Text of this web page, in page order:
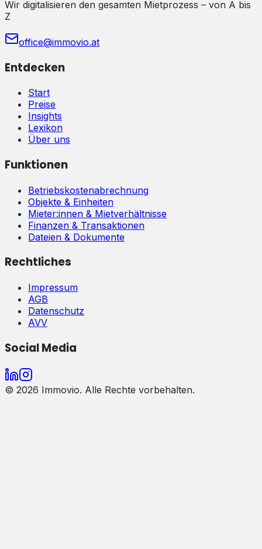
Wir digitalisieren den gesamten Mietprozess – von A bis
Z
office@immovio.at
Entdecken
Start
Preise
Insights
Lexikon
Über uns
Funktionen
Betriebskostenabrechnung
Objekte & Einheiten
Mieter:innen & Mietverhältnisse
Finanzen & Transaktionen
Dateien & Dokumente
Rechtliches
Impressum
AGB
Datenschutz
AVV
Social Media
© 2026 Immovio. Alle Rechte vorbehalten.